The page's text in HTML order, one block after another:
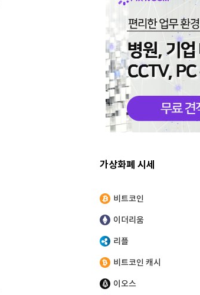
가상화폐 시세
비트코인
이더리움
리플
비트코인 캐시
이오스